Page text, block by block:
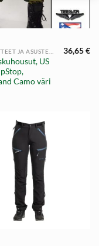
US
Camo väri
36,65€